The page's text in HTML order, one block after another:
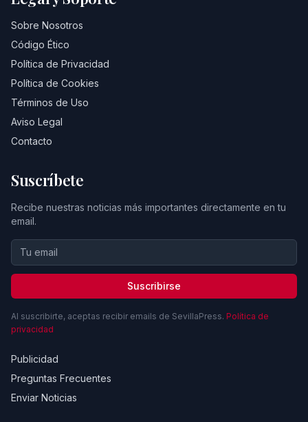
Sobre Nosotros
Código Ético
Política de Privacidad
Política de Cookies
Términos de Uso
Aviso Legal
Contacto
Suscríbete
Recibe nuestras noticias más importantes directamente en tu
email.
Suscribirse
Al suscribirte, aceptas recibir emails de SevillaPress. Política de
privacidad
Publicidad
Preguntas Frecuentes
Enviar Noticias